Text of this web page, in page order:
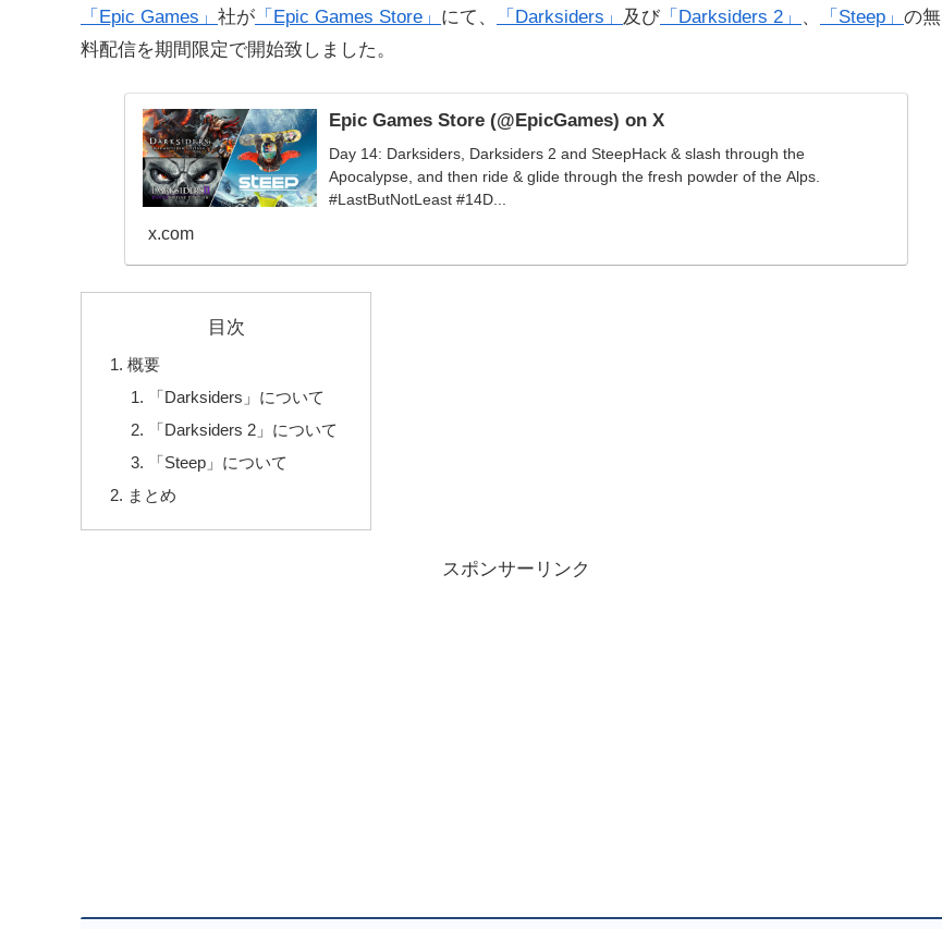
「Epic Games」 社が 「Epic Games Store」 にて、 「Darksiders」 及び 「Darksiders 2」 、 「Steep」 の無
料配信を期間限定で開始致しました。
Epic Games Store (@EpicGames) on X
Day 14: Darksiders, Darksiders 2 and SteepHack & slash through the
Apocalypse, and then ride & glide through the fresh powder of the Alps.
#LastButNotLeast #14D...
x.com
目次
概要
「Darksiders」について
「Darksiders 2」について
「Steep」について
まとめ
スポンサーリンク